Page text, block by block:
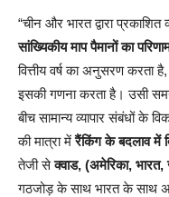
“चीन और भारत द्वारा प्रकाशित
सांख्यिकीय माप पैमानों का
वित्तीय वर्ष का अनुसरण करता
इसकी गणना करता है। उसी
बीच सामान्य व्यापार संबंधों के
की मात्रा मेंरैंकिंग के बदलाव में
तेजी सेक्वाड, (अमेरिका,
गठजोड़ के साथ भारत के साथ